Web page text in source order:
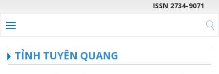
ISSN 2734-9071
TỈNH TUYÊN QUANG